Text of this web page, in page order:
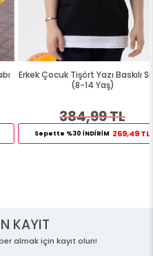
Erkek Çocuk Tişört Yazı Baskılı Siyah
(8-14 Yaş)
384,99 TL
Sepette %30 İNDİRİM 269,49 TL
KAYIT
almak için kayıt olun!